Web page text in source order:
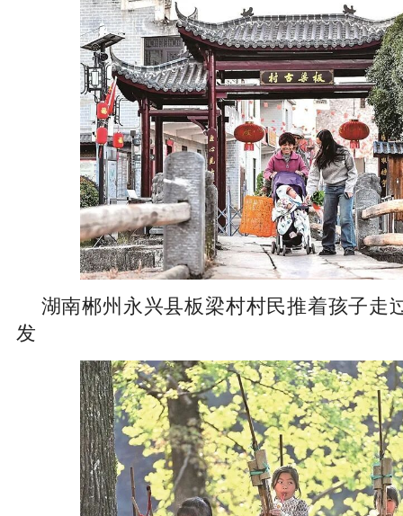
湖南郴州永兴县板梁村村民推着孩子走
发